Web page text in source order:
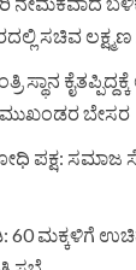
ಸಚಿವ ಲಕ್ಷ್ಮಣ
ಸ್ಥಾನ
ಬೇಸರ
ಪಕ್ಷ: ಸಮಾಜ
60 ಮಕ್ಕಳಿಗೆ